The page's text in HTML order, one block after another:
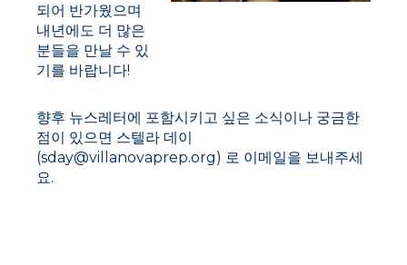
되어 반가웠으며
내년에도 더 많은
분들을 만날 수 있
기를 바랍니다!
향후 뉴스레터에 포함시키고 싶은 소식이나 궁금한
점이 있으면 스텔라 데이
(sday@villanovaprep.org) 로 이메일을 보내주세
요.